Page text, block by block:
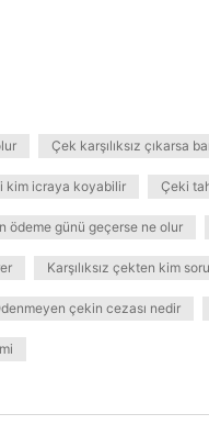
Çek karşılıksız çıkarsa
kim icraya koyabilir Çeki
ödeme günü geçerse ne olur
Karşılıksız çekten kim
çekin cezası nedir